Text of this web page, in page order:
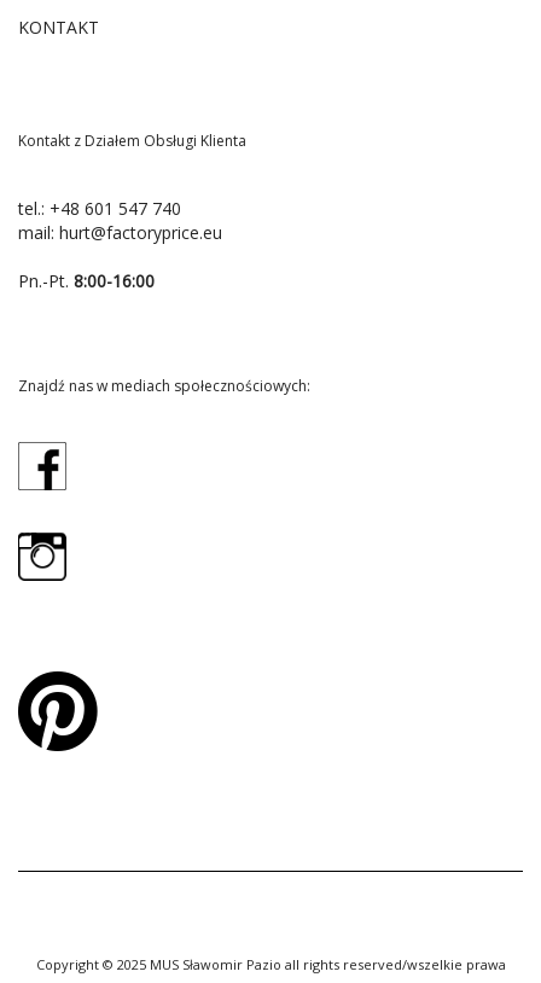
KONTAKT
Kontakt z Działem Obsługi Klienta
tel.: +48 601 547 740
mail: hurt@factoryprice.eu
Pn.-Pt. 8:00-16:00
Znajdź nas w mediach społecznościowych:
Copyright © 2025 MUS Sławomir Pazio all rights reserved/wszelkie prawa